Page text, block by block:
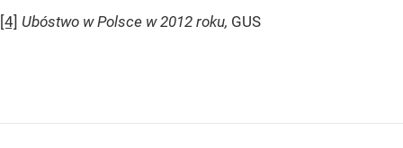
[4] Ubóstwo w Polsce w 2012 roku, GUS